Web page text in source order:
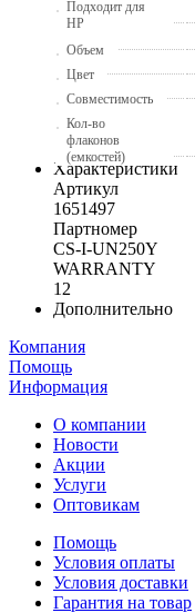
Подходит для
HP
Объем
Цвет
Совместимость
Кол-во
флаконов
(емкостей)
Характеристики
Артикул
1651497
Партномер
CS-I-UN250Y
WARRANTY
12
Дополнительно
Компания
Помощь
Информация
О компании
Новости
Акции
Услуги
Оптовикам
Помощь
Условия оплаты
Условия доставки
Гарантия на товар